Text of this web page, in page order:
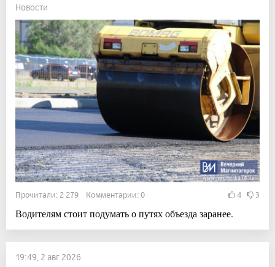
Новости
Прочитали: 2 279 Комментарии: 0 4 3
Водителям стоит подумать о путях объезда заранее.
19:49, 2 авг 2026